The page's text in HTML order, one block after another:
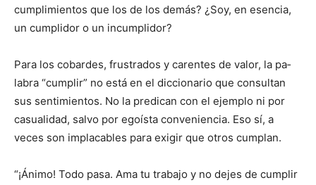
cumplimientos que los de los demás? ¿Soy, en esencia,
un cumplidor o un incumplidor?
Para los cobardes, frustrados y carentes de valor, la pa­
labra “cumplir” no está en el diccionario que consultan
sus sentimientos. No la predican con el ejemplo ni por
casualidad, salvo por egoísta conveniencia. Eso sí, a
veces son implacables para exigir que otros cumplan.
“¡Ánimo! Todo pasa. Ama tu trabajo y no dejes de cum­plir